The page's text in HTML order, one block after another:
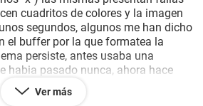
cuadritos de colores y la imagen
segundos, algunos me han dicho
el buffer por la que formatea la
persiste, antes usaba una
habia pasado nunca, ahora hace
y tengo este problema tendra
grabadora??
Ver más